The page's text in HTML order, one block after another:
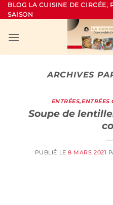
Passer
au
BLOG LA CUISINE DE CIRCÉE,
SAISON
ARCHIVES
ENTRÉES,ENTRÉES
Soupe de
PUBLIÉ LE8 MARS 2021